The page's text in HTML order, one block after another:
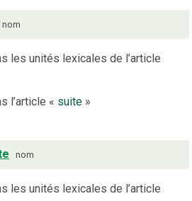
nom
les unités lexicales de l’article
l’article « suite»
nom
les unités lexicales de l’article